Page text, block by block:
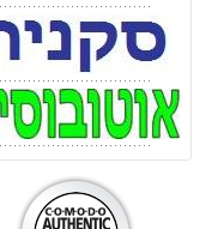
פנס צד רנו מגנום/פרימי
0 ₪
מידע נוסף